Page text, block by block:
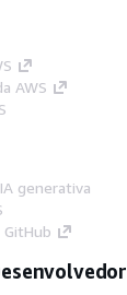
AWS
generativa
GitHub